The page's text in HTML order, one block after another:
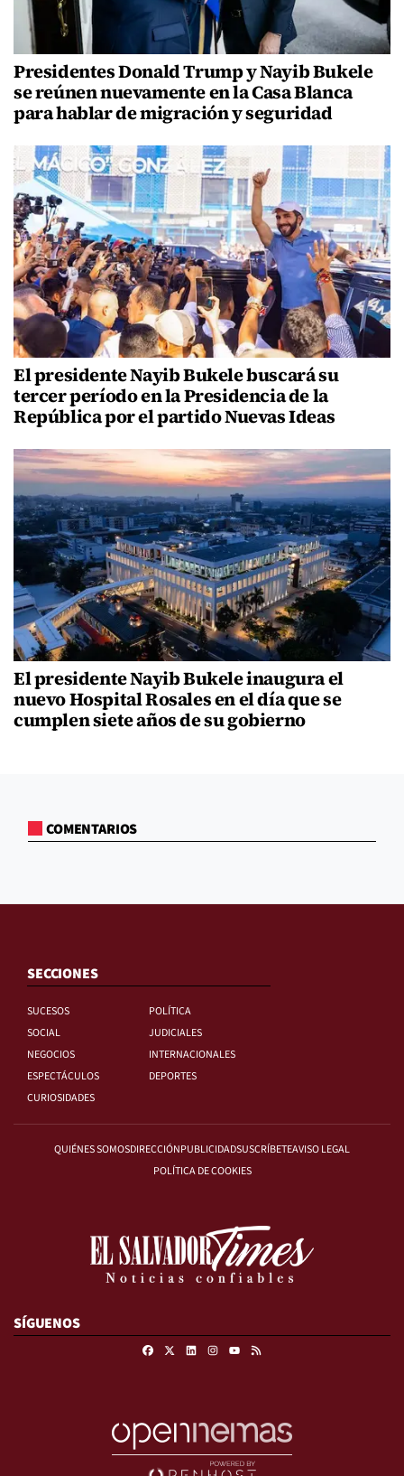
Presidentes Donald Trump y Nayib Bukele
se reúnen nuevamente en la Casa Blanca
para hablar de migración y seguridad
El presidente Nayib Bukele buscará su
tercer período en la Presidencia de la
República por el partido Nuevas Ideas
El presidente Nayib Bukele inaugura el
nuevo Hospital Rosales en el día que se
cumplen siete años de su gobierno
COMENTARIOS
SECCIONES
SUCESOS
POLÍTICA
SOCIAL
JUDICIALES
NEGOCIOS
INTERNACIONALES
ESPECTÁCULOS
DEPORTES
CURIOSIDADES
QUIÉNES SOMOSDIRECCIÓNPUBLICIDADSUSCRÍBETEAVISO LEGAL
POLÍTICA DE COOKIES
SÍGUENOS
FacebookLinkedinInstagram